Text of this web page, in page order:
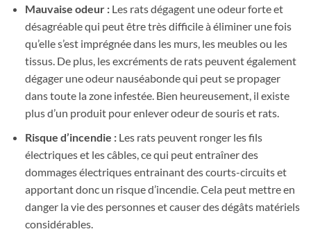
Mauvaise odeur :Les rats dégagent une odeur forte et
désagréable qui peut être très difficile à éliminer une fois
qu’elle s’est imprégnée dans les murs, les meubles ou les
tissus. De plus, les excréments de rats peuvent également
dégager une odeur nauséabonde qui peut se propager
dans toute la zone infestée. Bien heureusement, il existe
plus d’un produit pour enlever odeur de souris et rats.
Risque d’incendie :Les rats peuvent ronger les fils
électriques et les câbles, ce qui peut entraîner des
dommages électriques entrainant des courts-circuits et
apportant donc un risque d’incendie. Cela peut mettre en
danger la vie des personnes et causer des dégâts matériels
considérables.